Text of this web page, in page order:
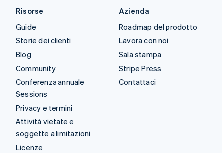
Risorse
Guide
Storie dei clienti
Blog
Community
Conferenza annuale
Sessions
Privacy e termini
Attività vietate e
soggette a limitazioni
Licenze
Azienda
Roadmap del prodotto
Lavora con noi
Sala stampa
Stripe Press
Contattaci